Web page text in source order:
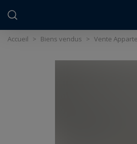
Accueil > Biens vendus > Vente